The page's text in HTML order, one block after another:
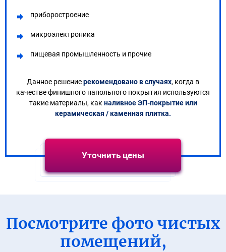
приборостроение
микроэлектроника
пищевая промышленность и прочие
Данное решениерекомендовано в случаях, когда в
качестве финишного напольного покрытия используются
такие материалы, как наливное ЭП-покрытие или
керамическая / каменная плитка.
Уточнить цены
Посмотрите фото чистых
помещений,